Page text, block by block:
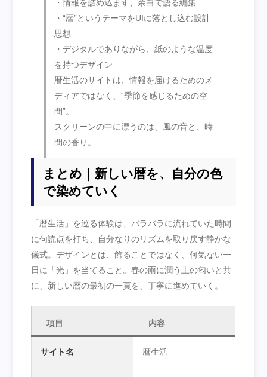
・情報を詰め込まず、余白で語る編集
・“暦”というテーマをUIに落とし込む設計
思想
・デジタルでありながら、紙のような温度
を持つデザイン
暦生活のサイトは、情報を届けるためのメ
ディアではなく、“季節を感じるための空
間”。
スクリーンの中に漂うのは、風の音と、時
間の香り。
まとめ｜新しい暦を、自分の色
で染めていく
「暦生活」を巡る体験は、バラバラに流れていた時間
に句読点を打ち、自分なりのリズムを取り戻す静かな
儀式。デザインとは、飾ることではなく、何気ない一
日に「光」を当てること。春の雨に潤う土の匂いと共
に、新しい暦の最初の一頁を、丁寧に進めていく。
項目 内容
サイト名 暦生活